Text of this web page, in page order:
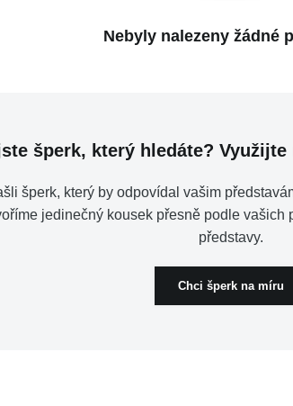
Nebyly nalezeny žádné
šperk, který hledáte?
šperk, který by odpovídal vašim
jedinečný kousek přesně podle vašich
představy.
Chci šperk na míru